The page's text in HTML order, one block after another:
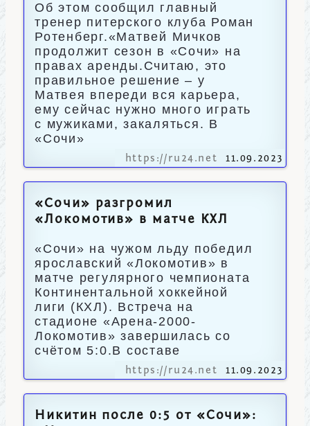
Об этом сообщил главный
тренер питерского клуба Роман
Ротенберг.«Матвей Мичков
продолжит сезон в «Сочи» на
правах аренды.Считаю, это
правильное решение – у
Матвея впереди вся карьера,
ему сейчас нужно много играть
с мужиками, закаляться. В
«Сочи»
https://ru24.net 11.09.2023
«Сочи» разгромил
«Локомотив» в матче КХЛ
«Сочи» на чужом льду победил
ярославский «Локомотив» в
матче регулярного чемпионата
Континентальной хоккейной
лиги (КХЛ). Встреча на
стадионе «Арена-2000-
Локомотив» завершилась со
счётом 5:0.В составе
https://ru24.net 11.09.2023
Никитин после 0:5 от «Сочи»: